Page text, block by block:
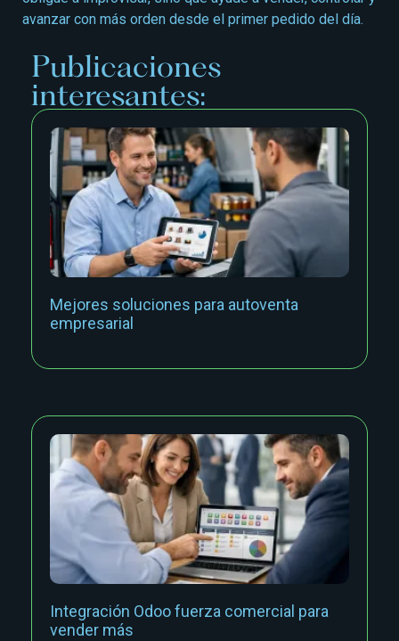
avanzar con más orden desde el primer pedido del día.
Publicaciones
interesantes:
Mejores soluciones para autoventa
empresarial
Integración Odoo fuerza comercial para
vender más